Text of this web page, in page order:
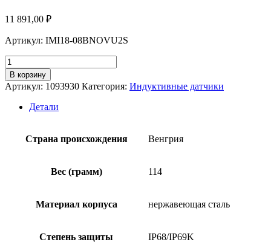
11 891,00 ₽
Артикул: IMI18-08BNOVU2S
Количество
товара
Индуктивный
датчик
SICK
IMI18-
В корзину
Артикул: 1093930 Категория: Индуктивные датчики
Детали
Страна происхождения Венгрия
Вес (грамм) 114
Материал корпуса нержавеющая сталь
Степень защиты IP68/IP69K